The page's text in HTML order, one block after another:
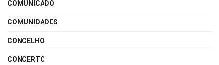
COMUNICADO
COMUNIDADES
CONCELHO
CONCERTO